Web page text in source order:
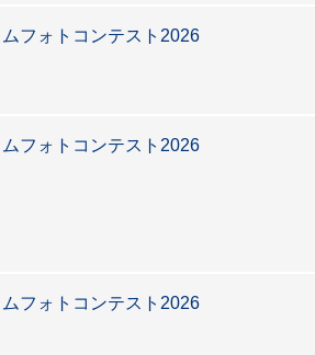
フォトコンテスト2026
フォトコンテスト2026
フォトコンテスト2026